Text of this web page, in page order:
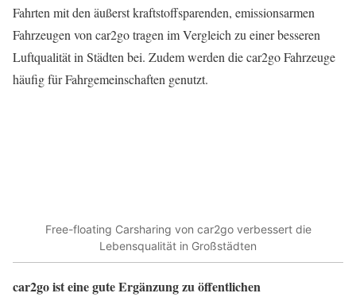
Fahrten mit den äußerst kraftstoffsparenden, emissionsarmen
Fahrzeugen von car2go tragen im Vergleich zu einer besseren
Luftqualität in Städten bei. Zudem werden die car2go Fahrzeuge
häufig für Fahrgemeinschaften genutzt.
Free-floating Carsharing von car2go verbessert die
Lebensqualität in Großstädten
car2go ist eine gute Ergänzung zu öffentlichen